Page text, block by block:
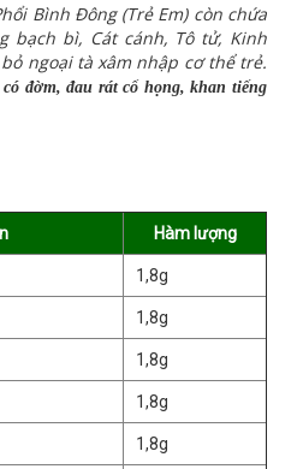
i Bình Đông (Trẻ Em)còn chứa
bạch bì, Cát cánh, Tô tử, Kinh
ngoại tà xâm nhập cơ thể trẻ.
đờm, đau rát cổ họng, khan tiếng
Hàm lượng
1,8g
1,8g
1,8g
1,8g
1,8g